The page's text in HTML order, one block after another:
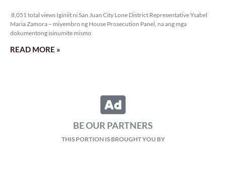
8,051 total views Iginiit ni San Juan City Lone District Representative Ysabel
Maria Zamora – miyembro ng House Prosecution Panel, na ang mga
dokumentong isinumite mismo
READ MORE »
BE OUR PARTNERS
THIS PORTION IS BROUGHT YOU BY